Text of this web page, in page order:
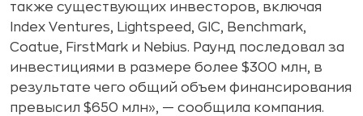
также существующих инвесторов, включая
Index Ventures, Lightspeed, GIC, Benchmark,
Coatue, FirstMark и Nebius. Раунд последовал за
инвестициями в размере более $300 млн, в
результате чего общий объем финансирования
превысил $650 млн», — сообщила компания.